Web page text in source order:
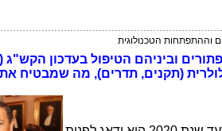
וההתפתחות הטכנולוגית
וביניהם הטיפול בעדכון הקש"ג
(תקנים, תדרים), מה שמבטיח